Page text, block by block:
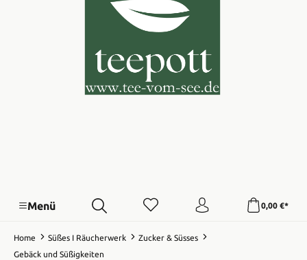
Menü 0,00 €*
Home Süßes I Räucherwerk
Zucker & Süsses
Gebäck und Süßigkeiten